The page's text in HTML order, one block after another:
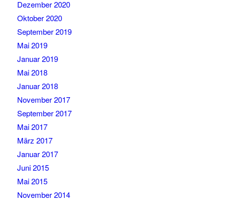
Dezember 2020
Oktober 2020
September 2019
Mai 2019
Januar 2019
Mai 2018
Januar 2018
November 2017
September 2017
Mai 2017
März 2017
Januar 2017
Juni 2015
Mai 2015
November 2014